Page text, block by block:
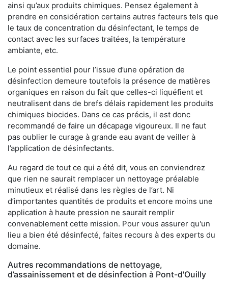
ainsi qu’aux produits chimiques. Pensez également à
prendre en considération certains autres facteurs tels que
le taux de concentration du désinfectant, le temps de
contact avec les surfaces traitées, la température
ambiante, etc.
Le point essentiel pour l’issue d’une opération de
désinfection demeure toutefois la présence de matières
organiques en raison du fait que celles-ci liquéfient et
neutralisent dans de brefs délais rapidement les produits
chimiques biocides. Dans ce cas précis, il est donc
recommandé de faire un décapage vigoureux. Il ne faut
pas oublier le curage à grande eau avant de veiller à
l’application de désinfectants.
Au regard de tout ce qui a été dit, vous en conviendrez
que rien ne saurait remplacer un nettoyage préalable
minutieux et réalisé dans les règles de l’art. Ni
d’importantes quantités de produits et encore moins une
application à haute pression ne saurait remplir
convenablement cette mission. Pour vous assurer qu'un
lieu a bien été désinfecté, faites recours à des experts du
domaine.
Autres recommandations de nettoyage,
d’assainissement et de désinfection à Pont-d'Ouilly